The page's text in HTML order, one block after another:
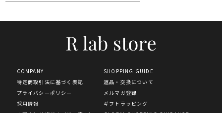
COMPANY
SHOPPING GUIDE
特定商取引法に基づく表記
返品・交換について
プライバシーポリシー
メルマガ登録
採用情報
ギフトラッピング